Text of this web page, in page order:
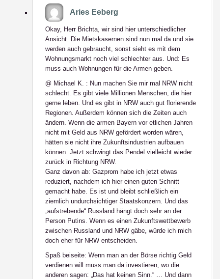
Aries Eeberg
Okay, Herr Brichta, wir sind hier unterschiedlicher
Ansicht. Die Mietskasernen sind nun mal da und sie
werden auch gebraucht, sonst sieht es mit dem
Wohnungsmarkt noch viel schlechter aus. Und: Es
muss auch Wohnungen für die Armen geben.
@ Michael K. : Nun machen Sie mir mal NRW nicht
schlecht. Es gibt viele Millionen Menschen, die hier
gerne leben. Und es gibt in NRW auch gut florierende
Regionen. Außerdem können sich die Zeiten auch
ändern. Wenn die armen Bayern vor etlichen Jahren
nicht mit Geld aus NRW gefördert worden wären,
hätten sie nicht ihre Zukunftsindustrien aufbauen
können. Jetzt schwingt das Pendel vielleicht wieder
zurück in Richtung NRW.
Ganz davon ab: Gazprom habe ich jetzt etwas
reduziert, nachdem ich hier einen guten Schnitt
gemacht habe. Es ist und bleibt schließlich ein
ziemlich undurchsichtiger Staatskonzern. Und das
„aufstrebende“ Russland hängt doch sehr an der
Person Putins. Wenn es einen Zukunftswettbewerb
zwischen Russland und NRW gäbe, würde ich mich
doch eher für NRW entscheiden.
Spaß beiseite: Wenn man an der Börse richtig Geld
verdienen will muss man da investieren, wo die
anderen sagen: „Das hat keinen Sinn.“ … Und dann